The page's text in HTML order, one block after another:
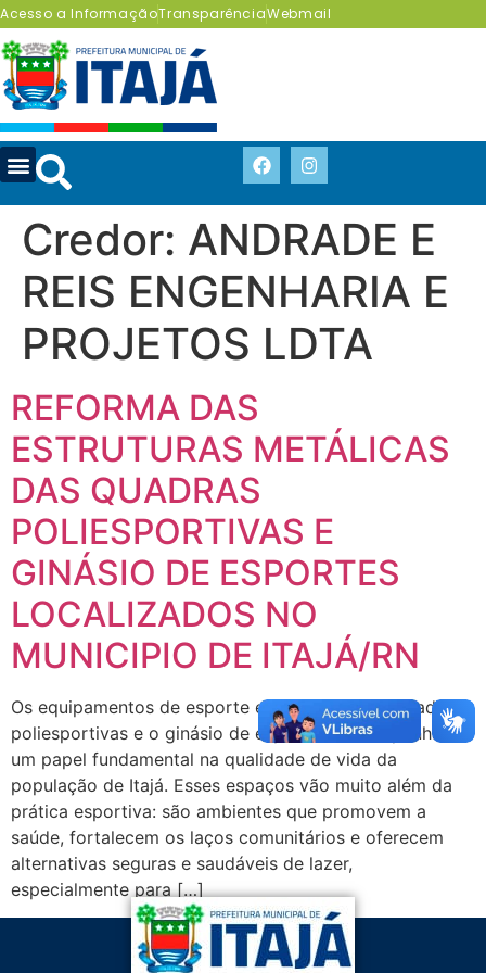
Acesso a InformaçãoTransparênciaWebmail
Credor: ANDRADE E
REIS ENGENHARIA E
PROJETOS LDTA
REFORMA DAS
ESTRUTURAS METÁLICAS
DAS QUADRAS
POLIESPORTIVAS E
GINÁSIO DE ESPORTES
LOCALIZADOS NO
MUNICIPIO DE ITAJÁ/RN
Os equipamentos de esporte e lazer, como as quadras
poliesportivas e o ginásio de esportes, desempenham
um papel fundamental na qualidade de vida da
população de Itajá. Esses espaços vão muito além da
prática esportiva: são ambientes que promovem a
saúde, fortalecem os laços comunitários e oferecem
alternativas seguras e saudáveis de lazer,
especialmente para […]